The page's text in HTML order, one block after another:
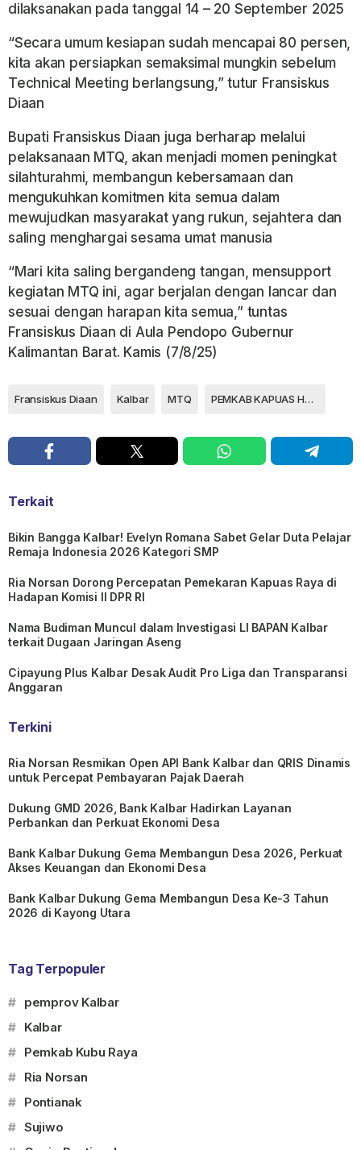
dilaksanakan pada tanggal 14 – 20 September 2025
“Secara umum kesiapan sudah mencapai 80 persen,
kita akan persiapkan semaksimal mungkin sebelum
Technical Meeting berlangsung,” tutur Fransiskus
Diaan
Bupati Fransiskus Diaan juga berharap melalui
pelaksanaan MTQ, akan menjadi momen peningkat
silahturahmi, membangun kebersamaan dan
mengukuhkan komitmen kita semua dalam
mewujudkan masyarakat yang rukun, sejahtera dan
saling menghargai sesama umat manusia
“Mari kita saling bergandeng tangan, mensupport
kegiatan MTQ ini, agar berjalan dengan lancar dan
sesuai dengan harapan kita semua,” tuntas
Fransiskus Diaan di Aula Pendopo Gubernur
Kalimantan Barat. Kamis (7/8/25)
Fransiskus Diaan Kalbar MTQ PEMKAB KAPUAS HULU
Terkait
Bikin Bangga Kalbar! Evelyn Romana Sabet Gelar Duta Pelajar
Remaja Indonesia 2026 Kategori SMP
Ria Norsan Dorong Percepatan Pemekaran Kapuas Raya di
Hadapan Komisi II DPR RI
Nama Budiman Muncul dalam Investigasi LI BAPAN Kalbar
terkait Dugaan Jaringan Aseng
Cipayung Plus Kalbar Desak Audit Pro Liga dan Transparansi
Anggaran
Terkini
Ria Norsan Resmikan Open API Bank Kalbar dan QRIS Dinamis
untuk Percepat Pembayaran Pajak Daerah
Dukung GMD 2026, Bank Kalbar Hadirkan Layanan
Perbankan dan Perkuat Ekonomi Desa
Bank Kalbar Dukung Gema Membangun Desa 2026, Perkuat
Akses Keuangan dan Ekonomi Desa
Bank Kalbar Dukung Gema Membangun Desa Ke-3 Tahun
2026 di Kayong Utara
Tag Terpopuler
# pemprov Kalbar
# Kalbar
# Pemkab Kubu Raya
# Ria Norsan
# Pontianak
# Sujiwo